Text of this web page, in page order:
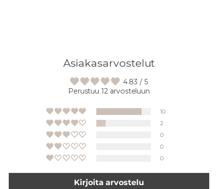
Asiakasarvostelut
4.83 / 5
Perustuu 12 arvosteluun
10
2
0
0
0
Kirjoita arvostelu